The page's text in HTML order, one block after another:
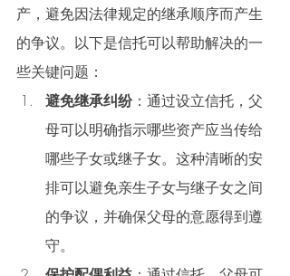
产，避免因法律规定的继承顺序而产生
的争议。以下是信托可以帮助解决的一
些关键问题：
避免继承纠纷：通过设立信托，父
母可以明确指示哪些资产应当传给
哪些子女或继子女。这种清晰的安
排可以避免亲生子女与继子女之间
的争议，并确保父母的意愿得到遵
守。